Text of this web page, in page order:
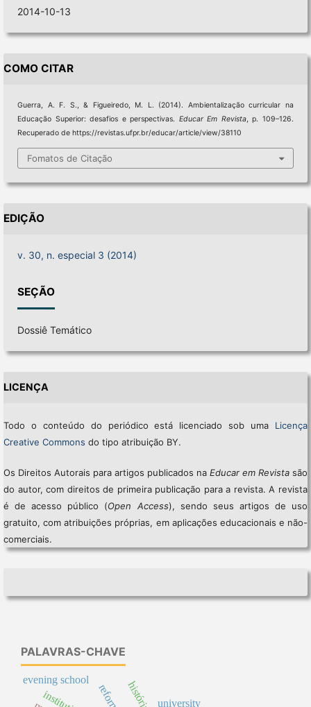
2014-10-13
COMO CITAR
Guerra, A. F. S., & Figueiredo, M. L. (2014). Ambientalização curricular na
Educação Superior: desafios e perspectivas. Educar Em Revista, p. 109–126.
Recuperado de https://revistas.ufpr.br/educar/article/view/38110
Fomatos de Citação
EDIÇÃO
v. 30, n. especial 3 (2014)
SEÇÃO
Dossiê Temático
LICENÇA
Todo o conteúdo do periódico está licenciado sob uma Licença
Creative Commons do tipo atribuição BY.
Os Direitos Autorais para artigos publicados naEducar em Revista são
do autor, com direitos de primeira publicação para a revista. A revista
é de acesso público (Open Access), sendo seus artigos de uso
gratuito, com atribuições próprias, em aplicações educacionais e não-
comerciais.
PALAVRAS-CHAVE
university
evening school